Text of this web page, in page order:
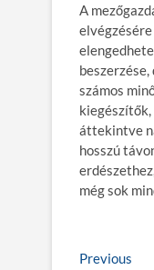
A
számos
áttekintve
hosszú
még sok
B
Previous